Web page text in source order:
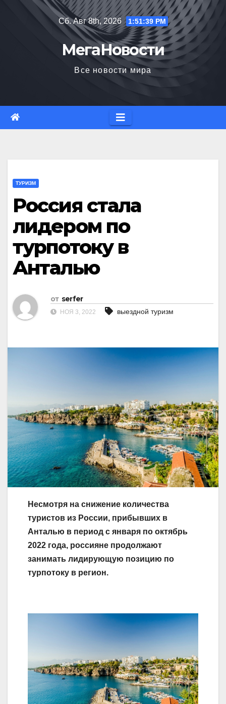
Сб. Авг 8th, 2026 1:51:40 PM
МегаНовости
Все новости мира
ТУРИЗМ
Россия стала
лидером по
турпотоку в
Анталью
от serfer
НОЯ 3, 2022 выездной туризм
Несмотря на снижение количества
туристов из России, прибывших в
Анталью в период с января по октябрь
2022 года, россияне продолжают
занимать лидирующую позицию по
турпотоку в регион.